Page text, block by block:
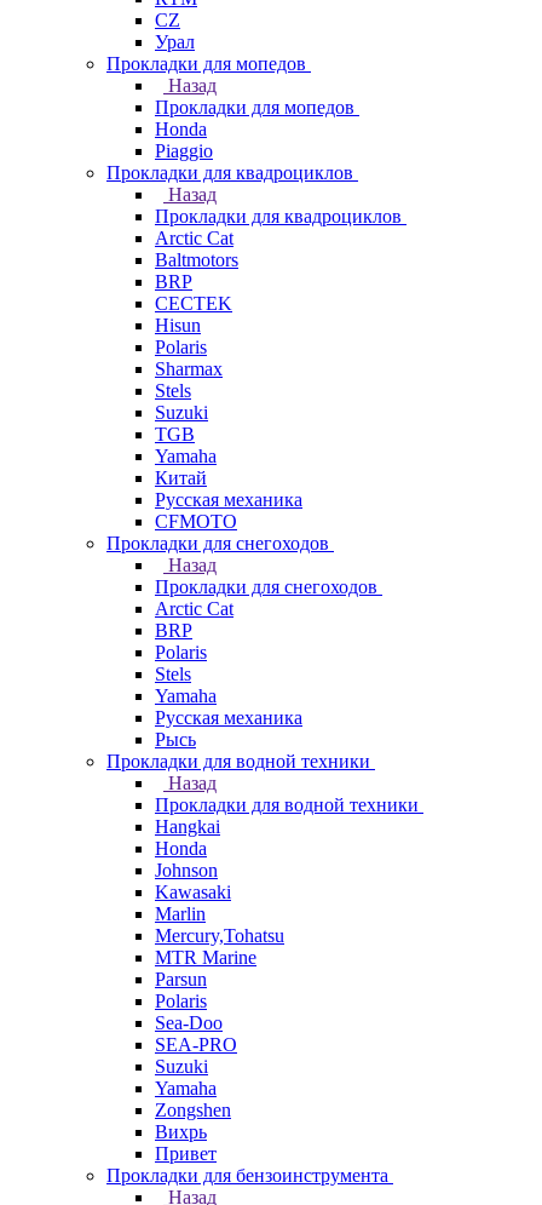
СZ
Урал
Прокладки для мопедов
Назад
Прокладки для мопедов
Honda
Piaggio
Прокладки для квадроциклов
Назад
Прокладки для квадроциклов
Arctic Cat
Baltmotors
BRP
CECTEK
Hisun
Polaris
Sharmax
Stels
Suzuki
TGB
Yamaha
Китай
Русская механика
СFMOTO
Прокладки для снегоходов
Назад
Прокладки для снегоходов
Arctic Cat
BRP
Polaris
Stels
Yamaha
Русская механика
Рысь
Прокладки для водной техники
Назад
Прокладки для водной техники
Hangkai
Honda
Johnson
Kawasaki
Marlin
Mercury,Tohatsu
MTR Marine
Parsun
Polaris
Sea-Doo
SEA-PRO
Suzuki
Yamaha
Zongshen
Вихрь
Привет
Прокладки для бензоинструмента
Назад